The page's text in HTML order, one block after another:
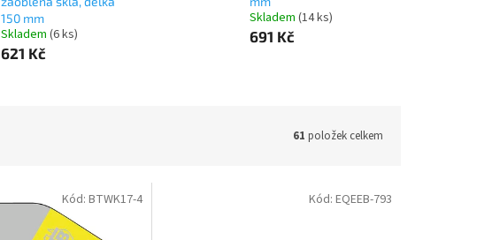
150 mm
Skladem (6 ks)
621 Kč
Skladem (14 ks)
691 Kč
61 položek celkem
Kód: BTWK17-4 Kód: EQEEB-793